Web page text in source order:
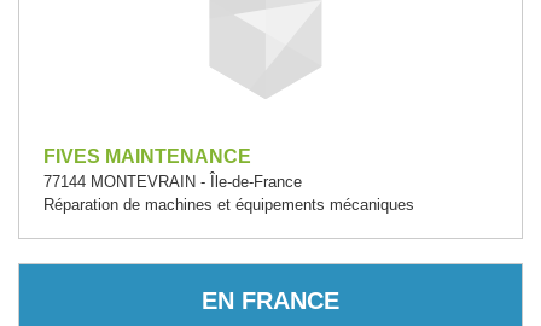
FIVES MAINTENANCE
77144 MONTEVRAIN - Île-de-France
Réparation de machines et équipements mécaniques
EN FRANCE